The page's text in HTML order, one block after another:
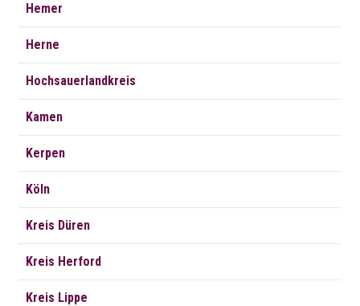
Hemer
Herne
Hochsauerlandkreis
Kamen
Kerpen
Köln
Kreis Düren
Kreis Herford
Kreis Lippe